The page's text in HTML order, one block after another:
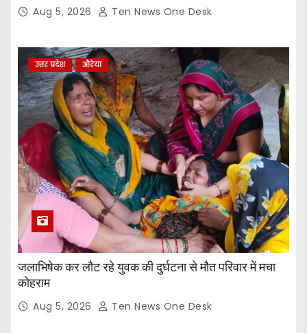
Aug 5, 2026 Ten News One Desk
उत्तर प्रदेश औरेया
जलाभिषेक कर लौट रहे युवक की दुर्घटना से मौत परिवार में मचा
कोहराम
Aug 5, 2026 Ten News One Desk